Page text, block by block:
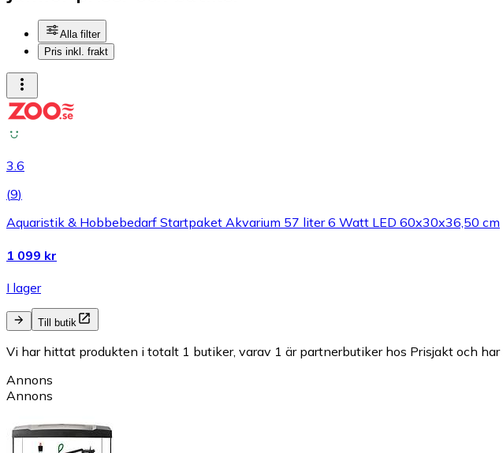
Alla filter
Pris inkl. frakt
3.6
(9)
Aquaristik & Hobbebedarf Startpaket Akvarium 57 liter 6 Watt LED 60x30x36,50 cm
1 099 kr
I lager
Till butik
Vi har hittat produkten i totalt 1 butiker, varav 1 är partnerbutiker hos Prisjakt och
Annons
Annons